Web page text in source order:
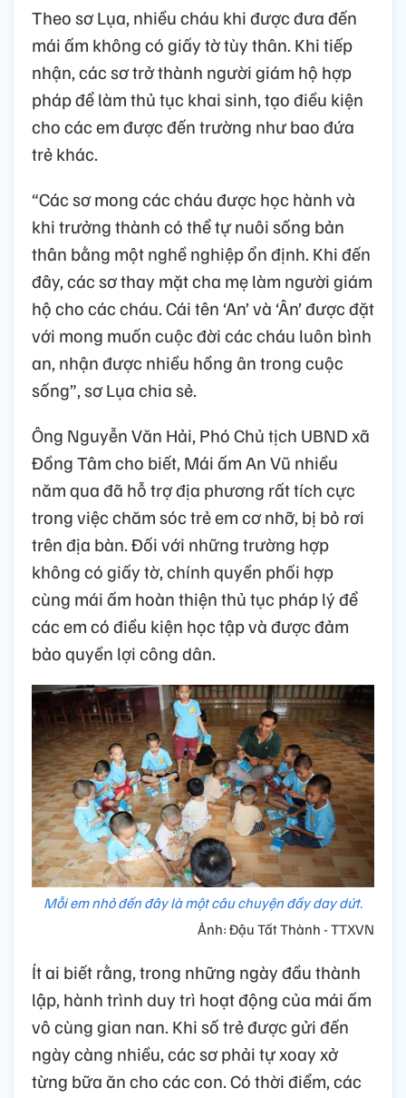
Theo sơ Lụa, nhiều cháu khi được đưa đến
mái ấm không có giấy tờ tùy thân. Khi tiếp
nhận, các sơ trở thành người giám hộ hợp
pháp để làm thủ tục khai sinh, tạo điều kiện
cho các em được đến trường như bao đứa
trẻ khác.
“Các sơ mong các cháu được học hành và
khi trưởng thành có thể tự nuôi sống bản
thân bằng một nghề nghiệp ổn định. Khi đến
đây, các sơ thay mặt cha mẹ làm người giám
hộ cho các cháu. Cái tên ‘An’ và ‘Ân’ được đặt
với mong muốn cuộc đời các cháu luôn bình
an, nhận được nhiều hồng ân trong cuộc
sống”, sơ Lụa chia sẻ.
Ông Nguyễn Văn Hải, Phó Chủ tịch UBND xã
Đồng Tâm cho biết, Mái ấm An Vũ nhiều
năm qua đã hỗ trợ địa phương rất tích cực
trong việc chăm sóc trẻ em cơ nhỡ, bị bỏ rơi
trên địa bàn. Đối với những trường hợp
không có giấy tờ, chính quyền phối hợp
cùng mái ấm hoàn thiện thủ tục pháp lý để
các em có điều kiện học tập và được đảm
bảo quyền lợi công dân.
Mỗi em nhỏ đến đây là một câu chuyện đầy day dứt.
Ảnh: Đậu Tất Thành - TTXVN
Ít ai biết rằng, trong những ngày đầu thành
lập, hành trình duy trì hoạt động của mái ấm
vô cùng gian nan. Khi số trẻ được gửi đến
ngày càng nhiều, các sơ phải tự xoay xở
từng bữa ăn cho các con. Có thời điểm, các